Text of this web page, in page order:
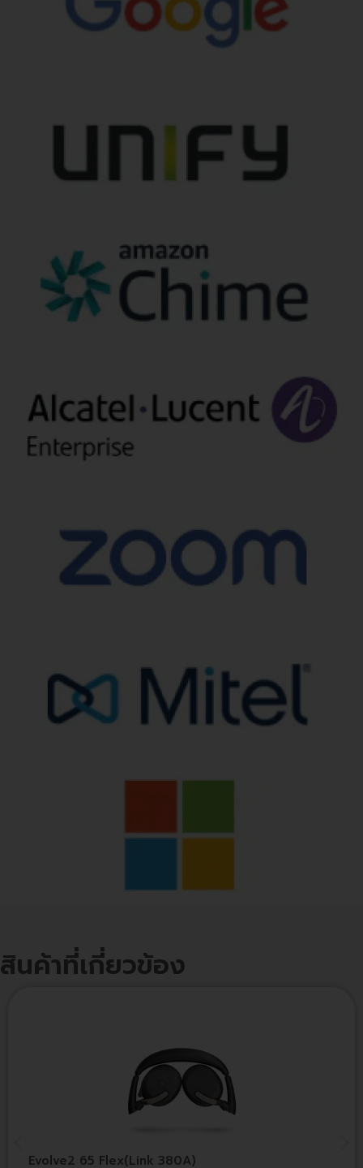
สินค้าที่เกี่ยวข้อง
Evolve2 65 Flex(Link 380A)